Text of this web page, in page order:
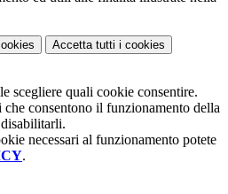
Accetta tutti i cookies
scegliere quali cookie consentire.
consentono il funzionamento della
necessari al funzionamento potete
.